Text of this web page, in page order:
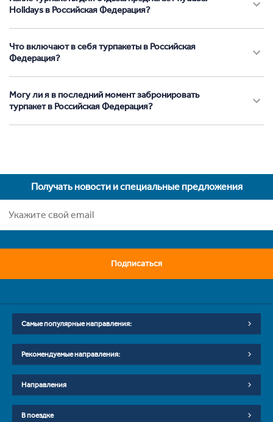
Holidays в Российская Федерация?
Что включают в себя турпакеты в Российская
Федерация?
Могу ли я в последний момент забронировать
турпакет в Российская Федерация?
Получать новости и специальные предложения
Подписаться
Самые популярные направления:
Рекомендуемые направления:
Направления
В поездке